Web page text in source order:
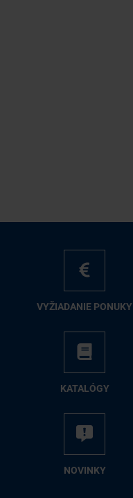
VY­ŽIA­DA­NIE PO­NU­KY
KA­TA­LÓ­GY
NO­VIN­KY